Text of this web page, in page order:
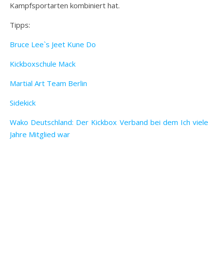
Kampfsportarten kombiniert hat.
Tipps:
Bruce Lee`s Jeet Kune Do
Kickboxschule Mack
Martial Art Team Berlin
Sidekick
Wako Deutschland: Der Kickbox Verband bei dem Ich viele
Jahre Mitglied war